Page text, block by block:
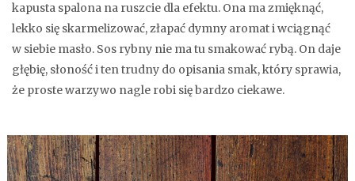
kapusta spalona na ruszcie dla efektu. Ona ma zmięknąć,
lekko się skarmelizować, złapać dymny aromat i wciągnąć
w siebie masło. Sos rybny nie ma tu smakować rybą. On daje
głębię, słoność i ten trudny do opisania smak, który sprawia,
że proste warzywo nagle robi się bardzo ciekawe.